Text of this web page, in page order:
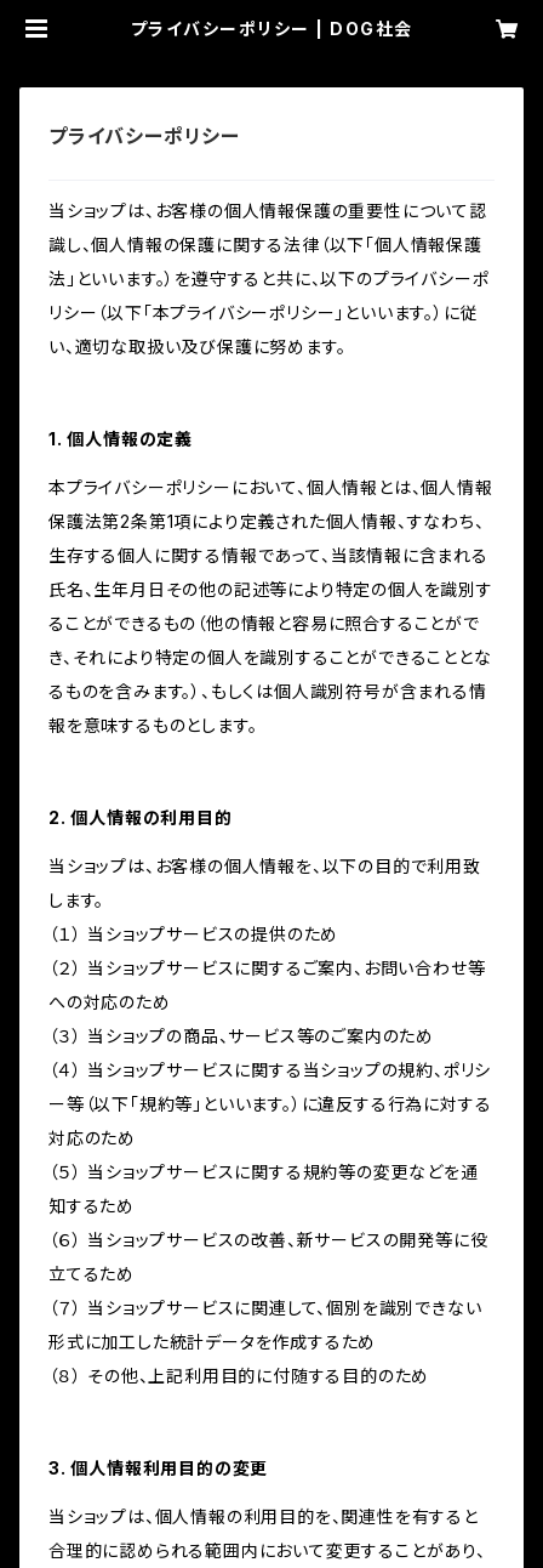
プライバシーポリシー | DOG社会
プライバシーポリシー
当ショップは、お客様の個人情報保護の重要性について認
識し、個人情報の保護に関する法律（以下「個人情報保護
法」といいます。）を遵守すると共に、以下のプライバシーポ
リシー（以下「本プライバシーポリシー」といいます。）に従
い、適切な取扱い及び保護に努めます。
1. 個人情報の定義
本プライバシーポリシーにおいて、個人情報とは、個人情報
保護法第2条第1項により定義された個人情報、すなわち、
生存する個人に関する情報であって、当該情報に含まれる
氏名、生年月日その他の記述等により特定の個人を識別す
ることができるもの（他の情報と容易に照合することがで
き、それにより特定の個人を識別することができることとな
るものを含みます。）、もしくは個人識別符号が含まれる情
報を意味するものとします。
2. 個人情報の利用目的
当ショップは、お客様の個人情報を、以下の目的で利用致
します。
（１） 当ショップサービスの提供のため
（２） 当ショップサービスに関するご案内、お問い合わせ等
への対応のため
（３） 当ショップの商品、サービス等のご案内のため
（４） 当ショップサービスに関する当ショップの規約、ポリシ
ー等（以下「規約等」といいます。）に違反する行為に対する
対応のため
（５） 当ショップサービスに関する規約等の変更などを通
知するため
（６） 当ショップサービスの改善、新サービスの開発等に役
立てるため
（７） 当ショップサービスに関連して、個別を識別できない
形式に加工した統計データを作成するため
（８） その他、上記利用目的に付随する目的のため
3. 個人情報利用目的の変更
当ショップは、個人情報の利用目的を、関連性を有すると
合理的に認められる範囲内において変更することがあり、